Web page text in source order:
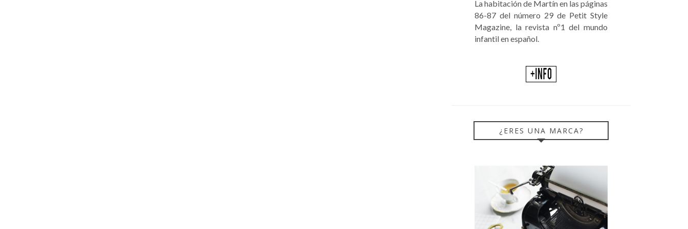
La habitación de Martín en las páginas
86-87 del número 29 de Petit Style
Magazine, la revista nº1 del mundo
infantil en español.
¿ERES UNA MARCA?